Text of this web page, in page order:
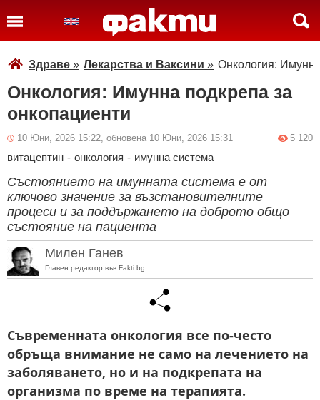
Здраве » Лекарства и Ваксини » Онкология:
Онкология: Имунна подкрепа за
онкопациенти
10 Юни, 2026 15:22, обновена 10 Юни, 2026 15:31 5 120
витацептин - онкология - имунна система
Състоянието на имунната система е от
ключово значение за възстановителните
процеси и за поддържането на доброто общо
състояние на пациента
Милен Ганев
Главен редактор във Fakti.bg
Съвременната онкология все по-често
обръща внимание не само на лечението на
заболяването, но и на подкрепата на
организма по време на терапията.